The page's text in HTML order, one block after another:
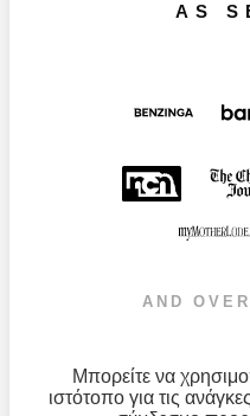
AS
AND
Μπορείτε να
ιστότοπο για τις